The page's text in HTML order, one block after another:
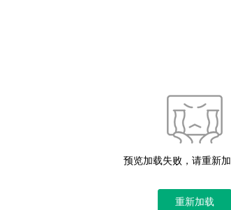
预览加载失败，请重新
重新加载